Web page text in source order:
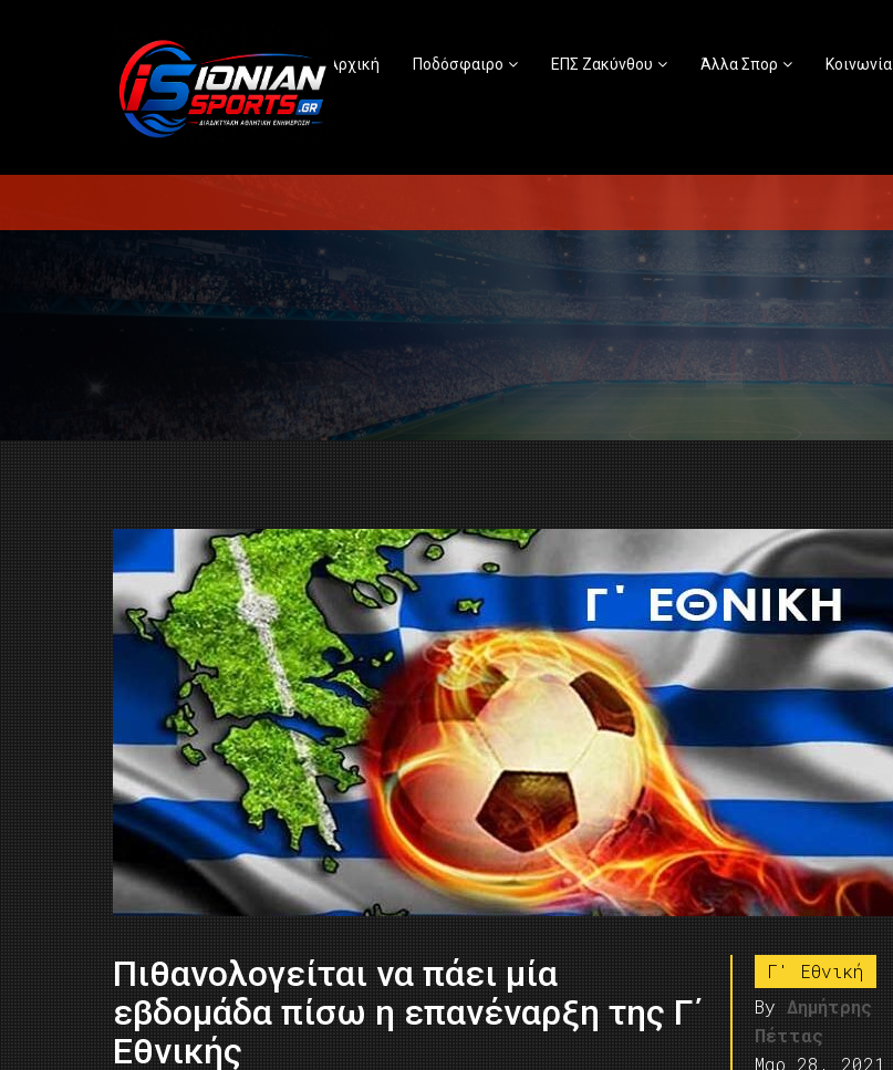
Αρχική Ποδόσφαιρο ΕΠΣ Ζακύνθου Άλλα Σπορ Κοινωνία
Πιθανολογείται να πάει μία
εβδομάδα πίσω η επανέναρξη της Γ΄
Εθνικής
Γ' Εθνική
By Δημήτρης
Πέττας
Μαρ 28, 2021